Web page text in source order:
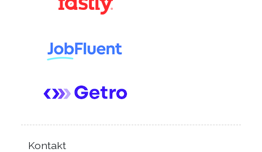
Kontakt